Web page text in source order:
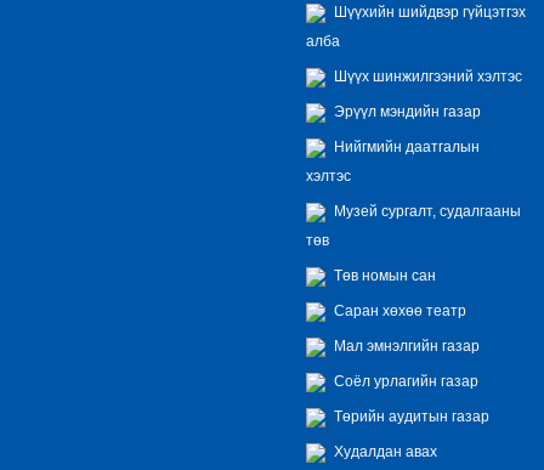
Шүүхийн шийдвэр гүйцэтгэх
алба
Шүүх шинжилгээний хэлтэс
Эрүүл мэндийн газар
Нийгмийн даатгалын
хэлтэс
Музей сургалт, судалгааны
төв
Төв номын сан
Саран хөхөө театр
Мал эмнэлгийн газар
Соёл урлагийн газар
Төрийн аудитын газар
Худалдан авах